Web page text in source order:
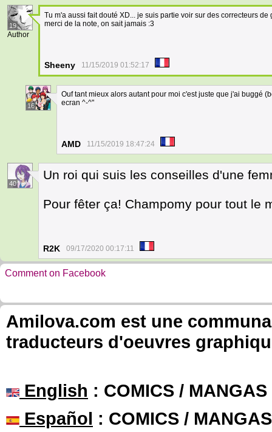
19
Author
Tu m'a aussi fait douté XD... je suis partie voir sur des correcteurs
merci de la note, on sait jamais :3
Sheeny 11/15/2019 01:52:17
16
Ouf tant mieux alors autant pour moi c'est juste que j'ai buggé
ecran ^-^"
AMD 11/15/2019 18:47:24
40
Un roi qui suis les conseilles d'une
Pour fêter ça! Champomy pour tout le
R2K 09/17/2020 00:17:11
Comment on Facebook
Amilova.com est une
traducteurs d'oeuvres
English : COMICS /
Español : COMICS /